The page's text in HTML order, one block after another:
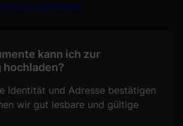
Informationen
kann ich zur
Identität und Adresse bestätigen
wir gut lesbare und gültige